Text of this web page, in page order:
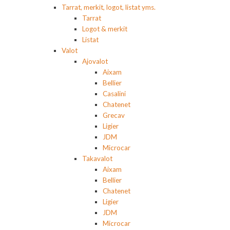
Tarrat, merkit, logot, listat yms.
Tarrat
Logot & merkit
Listat
Valot
Ajovalot
Aixam
Bellier
Casalini
Chatenet
Grecav
Ligier
JDM
Microcar
Takavalot
Aixam
Bellier
Chatenet
Ligier
JDM
Microcar